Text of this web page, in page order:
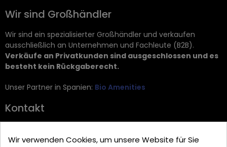
Wir sind Großhändler
Wir sind ein spezialisierter Großhändler und verkaufen
ausschließlich an Unternehmen und Fachleute (B2B).
Verkäufe an Privatkunden sind ausgeschlossen und es
besteht kein Rückgaberecht.
Unser Partner in Spanien: Bio Amenities
Kontakt
Zietenstr. 9
Wir verwenden Cookies, um unsere Website für Sie